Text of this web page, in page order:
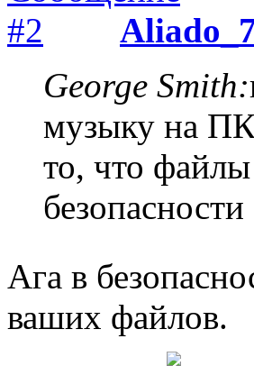
George Smith:
музыку на
то, что
безопасности
Ага в
ваших файлов.